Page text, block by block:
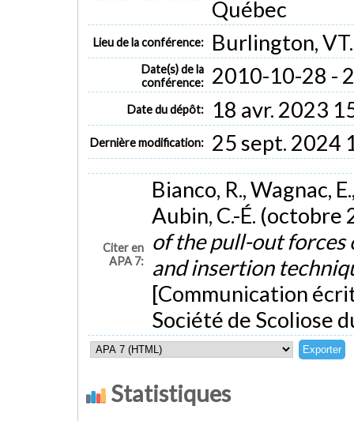
Québec
Lieu de la conférence: Burlington, VT.
Date(s) de la
conférence:
2010-10-28 -
Date du dépôt: 18 avr. 2023
Dernière modification: 25 sept. 2024
Citer en
APA 7:
Bianco, R., Wagnac,
Aubin, C.-É. (octobre
of the pull-out forces
and insertion
[Communication
Société de Scoliose
Statistiques